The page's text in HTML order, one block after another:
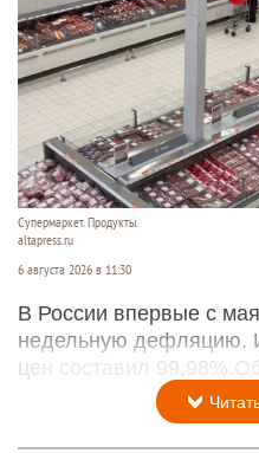
Супермаркет. Продукты.
altapress.ru
6 августа 2026 в 11:30
В России впервые с
недельную дефляцию.
цен составил